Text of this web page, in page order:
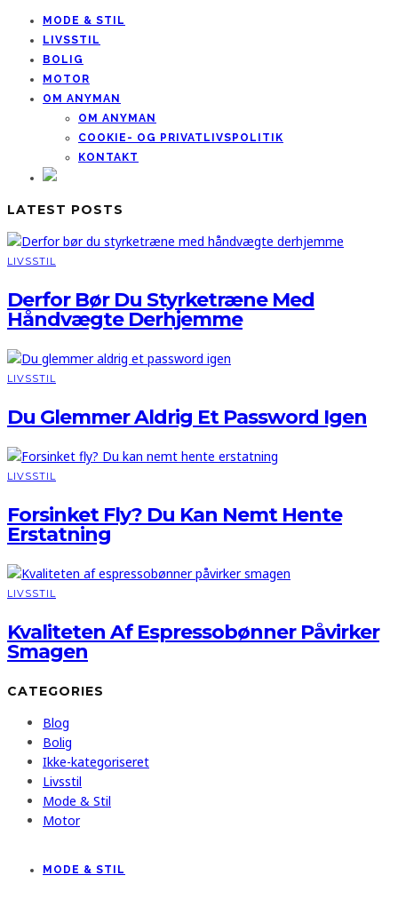
MODE & STIL
LIVSSTIL
BOLIG
MOTOR
OM ANYMAN
OM ANYMAN
COOKIE- OG PRIVATLIVSPOLITIK
KONTAKT
LATEST POSTS
LIVSSTIL
Derfor Bør Du Styrketræne Med
Håndvægte Derhjemme
LIVSSTIL
Du Glemmer Aldrig Et Password Igen
LIVSSTIL
Forsinket Fly? Du Kan Nemt Hente
Erstatning
LIVSSTIL
Kvaliteten Af Espressobønner Påvirker
Smagen
CATEGORIES
Blog
Bolig
Ikke-kategoriseret
Livsstil
Mode & Stil
Motor
MODE & STIL